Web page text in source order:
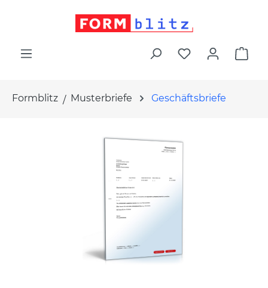
Formblitz Musterbriefe Geschäftsbriefe